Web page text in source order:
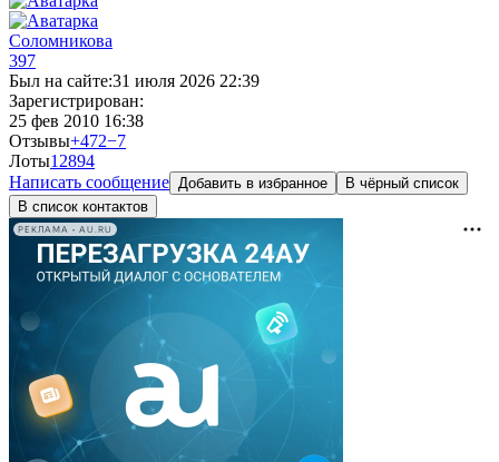
Соломникова
397
Был на сайте:31 июля 2026 22:39
Зарегистрирован:
25 фев 2010 16:38
Отзывы+472−7
Лоты12894
Написать сообщение Добавить в избранное
В чёрный список
В список контактов
РЕКЛАМА • AU.RU